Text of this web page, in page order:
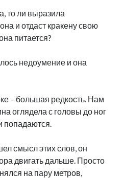
то ли выразила
и отдаст кракену свою
питается?
недоумение и она
– большая редкость. Нам
оглядела с головы до ног
попадаются.
смысл этих слов, он
двигать дальше. Просто
на пару метров,